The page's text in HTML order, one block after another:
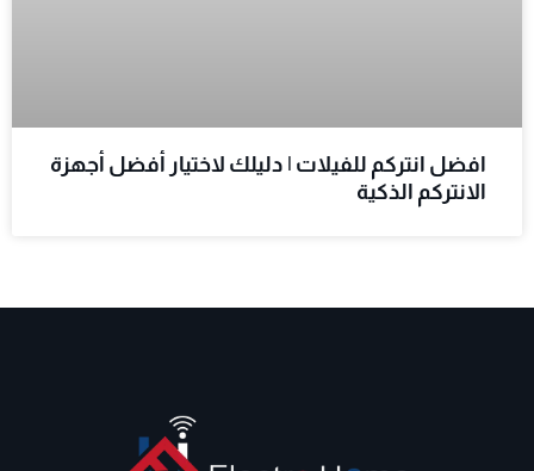
افضل انتركم للفيلات | دليلك لاختيار أفضل أجهزة
الانتركم الذكية